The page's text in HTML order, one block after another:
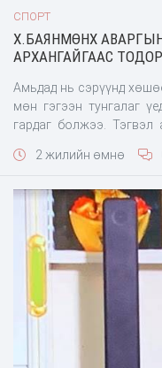
СПОРТ
Х.БАЯНМӨНХ
АРХАНГАЙГААС
Амьдад нь сэрүүнд хөшөө дурсгалыг нь босгох нь байдаг бол
мөн гэгээн тунгалаг
гардаг болжээ. Тэгвэл
цэргийн заан
гайхуулж байна.
2 жилийн өмнө